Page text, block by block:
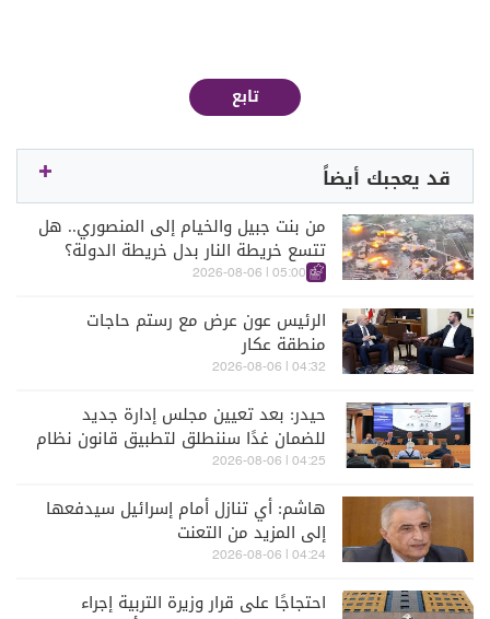
تابع
قد يعجبك أيضاً
من بنت جبيل والخيام إلى المنصوري.. هل
تتسع خريطة النار بدل خريطة الدولة؟
05:00 | 2026-08-06
الرئيس عون عرض مع رستم حاجات
منطقة عكار
04:32 | 2026-08-06
حيدر: بعد تعيين مجلس إدارة جديد
للضمان غدًا سننطلق لتطبيق قانون نظام
التقاعد
04:25 | 2026-08-06
هاشم: أي تنازل أمام إسرائيل سيدفعها
إلى المزيد من التعنت
04:24 | 2026-08-06
احتجاجًا على قرار وزيرة التربية إجراء